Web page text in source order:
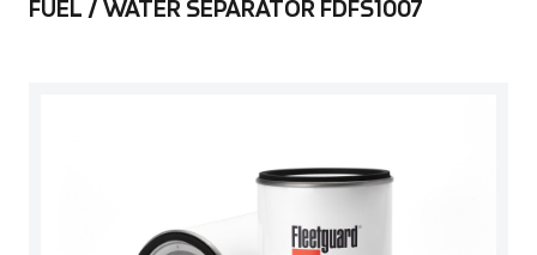
FUEL / WATER SEPARATOR FDFS1007